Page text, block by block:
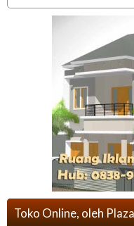
Toko Online, oleh